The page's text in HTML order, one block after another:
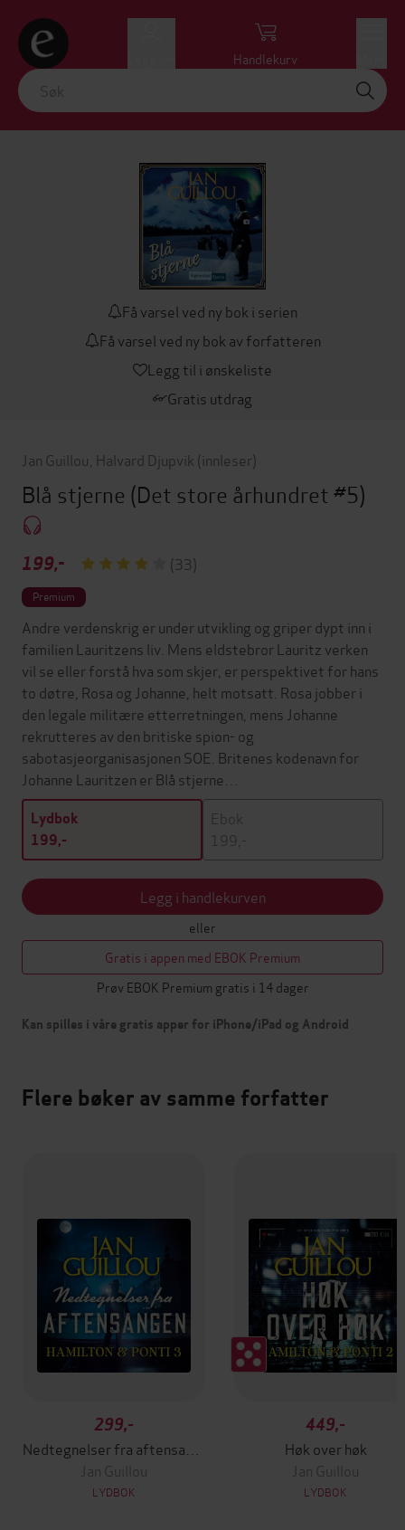
Handlekurv
Få varsel ved ny bok i serien
Få varsel ved ny bok av forfatteren
Legg til i ønskeliste
Gratis utdrag
Jan Guillou Halvard Djupvik (innleser)
Blå stjerne (Det store århundret #5)
199,- (33)
Premium
Andre verdenskrig er under utvikling og griper dypt inn i
familien Lauritzens liv. Mens eldstebror Lauritz verken
vil se eller forstå hva som skjer, er perspektivet for hans
to døtre, Rosa og Johanne, helt motsatt. Rosa jobber i
den legale militære etterretningen, mens Johanne
rekrutteres av den britiske spion- og
sabotasjeorganisasjonen SOE. Britenes kodenavn for
Johanne Lauritzen er Blå stjerne…
Lydbok
199,-
Ebok
199,-
Legg i handlekurven
eller
Gratis i appen med EBOK Premium
Prøv EBOK Premium gratis i 14 dager
Kan spilles i våre gratis apper for iPhone/iPad og Android
Flere bøker av samme forfatter
299,-
Jan Guillou
LYDBOK
449,-
Høk over høk
Jan Guillou
LYDBOK